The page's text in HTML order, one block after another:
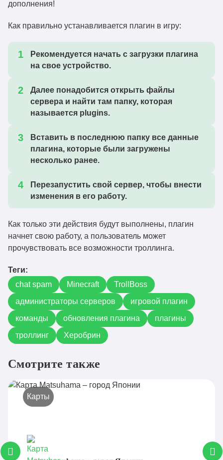
дополнения!
Как правильно устанавливается плагин в игру:
Рекомендуется начать с загрузки плагина
на свое устройство.
Далее понадобится открыть файлы
сервера и найти там папку, которая
называется plugins.
Вставить в последнюю папку все данные
плагина, которые были загружены
несколько ранее.
Перезапустить свой сервер, чтобы внести
изменения в его работу.
Как только эти действия будут выполнены, плагин
начнет свою работу, а пользователь может
прочувствовать все возможности троллинга.
Теги:
chat spam
Minecraft
TrollBoss
администраторы серверов
игровой плагин
команды
обновления плагина
плагины
троллинг
Херобрин
Смотрите также
Карты